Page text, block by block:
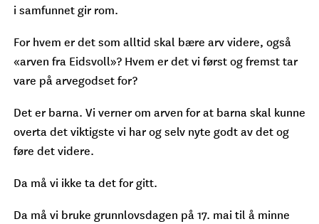
i samfunnet gir rom.
For hvem er det som alltid skal bære arv videre, også
«arven fra Eidsvoll»? Hvem er det vi først og fremst tar
vare på arvegodset for?
Det er barna. Vi verner om arven for at barna skal kunne
overta det viktigste vi har og selv nyte godt av det og
føre det videre.
Da må vi ikke ta det for gitt.
Da må vi bruke grunnlovsdagen på 17. mai til å minne